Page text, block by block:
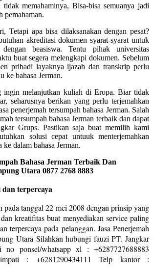
memahaminya, Bisa-bisa semuanya jadi
pemahaman.
Tetapi apa bisa dilaksanakan dengan pesat?
akreditasi dokumen syarat-syarat untuk
beasiswa. Tentu pihak universitas
buat segera melengkapi dokumen. Sebelum
pribadi layaknya ijazah dan transkrip perlu
ke bahasa Jerman.
ingin melanjutkan kuliah di Eropa. Biar tidak
seharusnya berikan yang perlu terjemahkan
penerjemah tersumpah bahasa Jerman. Salah
tersumpah bahasa Jerman terbaik dan dapat
Grups. Pastikan saja buat memilih kami
solusi cepat untuuk menterjemahkan
dalam bahasa Jerman.
Bahasa Jerman Terbaik Dan
Utara 0877 2768 8883
terpercaya
pada tanggal 22 mei 2008 dengan prinsip yang
kreatifitas buat menyediakan service paling
terpercaya pada pelanggan. Jasa Penerjemah
Utara Silahkan hubungi fauzi PT. Jangkar
ponsel/whatsapp xl : +6287727688883
: +6281290434111 Telp kantor :